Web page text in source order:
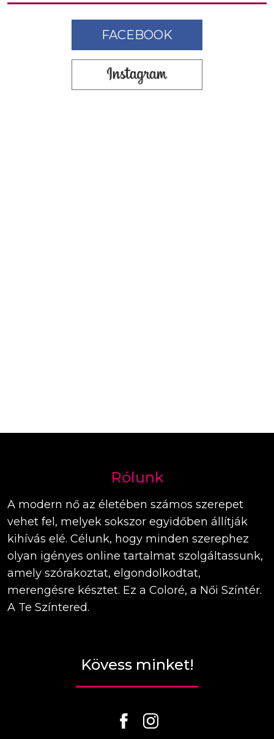
FACEBOOK
Rólunk
A modern nő az életében számos szerepet
vehet fel, melyek sokszor egyidőben állítják
kihívás elé. Célunk, hogy minden szerephez
olyan igényes online tartalmat szolgáltassunk,
amely szórakoztat, elgondolkodtat,
merengésre késztet. Ez a Coloré, a Női Színtér.
A Te Színtered.
Kövess minket!